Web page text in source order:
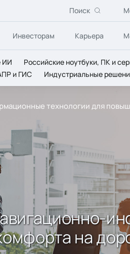
Поиск
Инвесторам Карьера
ИИ Российские ноутбуки, ПК и
и ГИС
Индустриальные
технологии для
на